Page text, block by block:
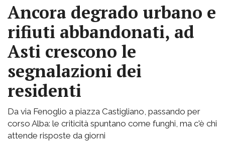
Ancora degrado urbano e
rifiuti abbandonati, ad
Asti crescono le
segnalazioni dei
residenti
Da via Fenoglio a piazza Castigliano, passando per
corso Alba: le criticità spuntano come funghi, ma c'è chi
attende risposte da giorni